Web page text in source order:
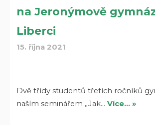
na Jeronýmově
Liberci
15. října 2021
Dvě třídy studentů třetích ročníků
naším seminářem „Jak…Více… »